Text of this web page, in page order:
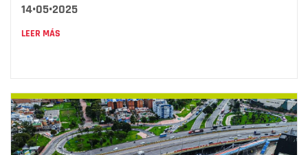
14•05•2025
LEER MÁS